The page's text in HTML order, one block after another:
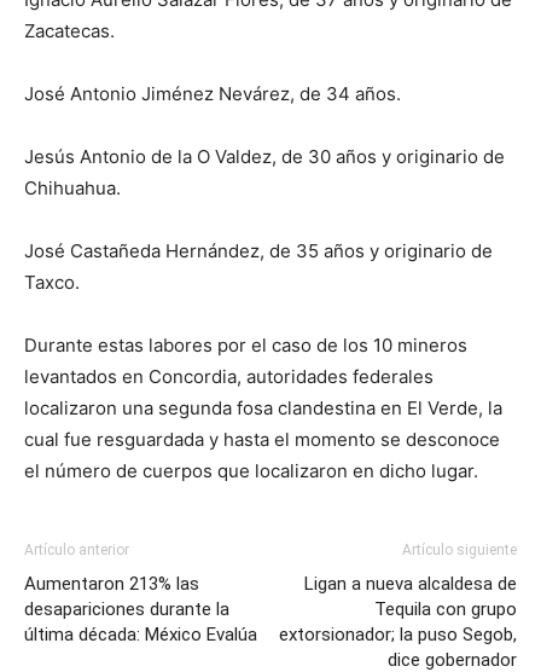
Zacatecas.
José Antonio Jiménez Nevárez, de 34 años.
Jesús Antonio de la O Valdez, de 30 años y originario de
Chihuahua.
José Castañeda Hernández, de 35 años y originario de
Taxco.
Durante estas labores por el caso de los 10 mineros
levantados en Concordia, autoridades federales
localizaron una segunda fosa clandestina en El Verde, la
cual fue resguardada y hasta el momento se desconoce
el número de cuerpos que localizaron en dicho lugar.
Artículo anterior
Aumentaron 213% las
desapariciones durante la
última década: México Evalúa
Artículo siguiente
Ligan a nueva alcaldesa de
Tequila con grupo
extorsionador; la puso Segob,
dice gobernador